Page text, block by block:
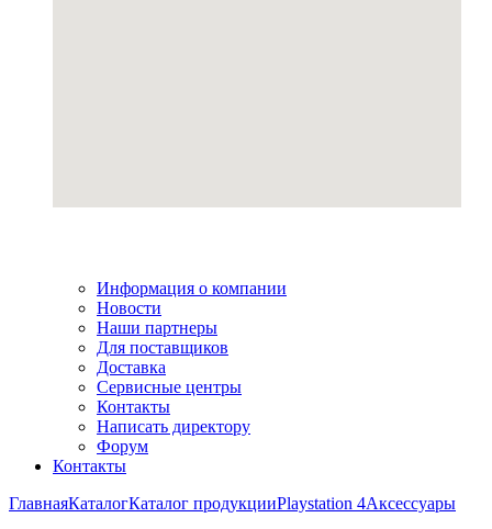
Информация о компании
Новости
Наши партнеры
Для поставщиков
Доставка
Сервисные центры
Контакты
Написать директору
Форум
Контакты
ГлавнаяКаталогКаталог продукцииPlaystation 4Аксессуары